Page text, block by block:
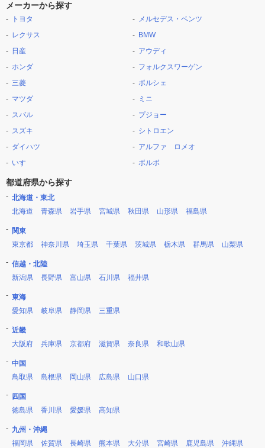
メーカーから探す
トヨタ
レクサス
日産
ホンダ
三菱
マツダ
スバル
スズキ
ダイハツ
いすゞ
メルセデス・ベンツ
BMW
アウディ
フォルクスワーゲン
ポルシェ
ミニ
プジョー
シトロエン
アルファ ロメオ
ボルボ
都道府県から探す
北海道・東北
北海道
青森県 岩手県 宮城県 秋田県 山形県 福島県
関東
東京都
神奈川県 埼玉県 千葉県 茨城県 栃木県 群馬県 山梨県
信越・北陸
新潟県
長野県 富山県 石川県 福井県
東海
愛知県
岐阜県 静岡県 三重県
近畿
大阪府
兵庫県 京都府 滋賀県 奈良県 和歌山県
中国
鳥取県
島根県 岡山県 広島県 山口県
四国
徳島県
香川県 愛媛県 高知県
九州・沖縄
福岡県
佐賀県 長崎県 熊本県 大分県 宮崎県 鹿児島県 沖縄県